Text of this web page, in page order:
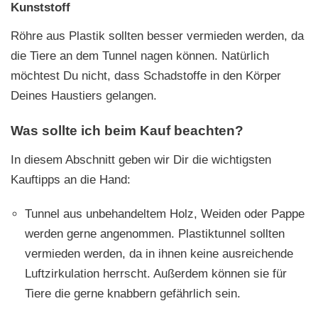
Kunststoff
Röhre aus Plastik sollten besser vermieden werden, da
die Tiere an dem Tunnel nagen können. Natürlich
möchtest Du nicht, dass Schadstoffe in den Körper
Deines Haustiers gelangen.
Was sollte ich beim Kauf beachten?
In diesem Abschnitt geben wir Dir die wichtigsten
Kauftipps an die Hand:
Tunnel aus unbehandeltem Holz, Weiden oder Pappe
werden gerne angenommen. Plastiktunnel sollten
vermieden werden, da in ihnen keine ausreichende
Luftzirkulation herrscht. Außerdem können sie für
Tiere die gerne knabbern gefährlich sein.